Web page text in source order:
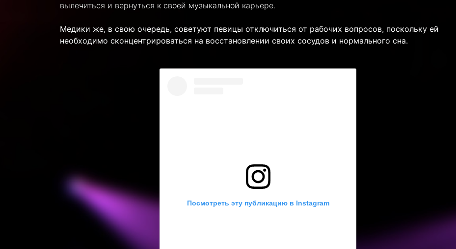
вылечиться и вернуться к своей музыкальной карьере.
Медики же, в свою очередь, советуют певицы отключиться от рабочих вопросов, поскольку ей
необходимо сконцентрироваться на восстановлении своих сосудов и нормального сна.
Посмотреть эту публикацию в Instagram